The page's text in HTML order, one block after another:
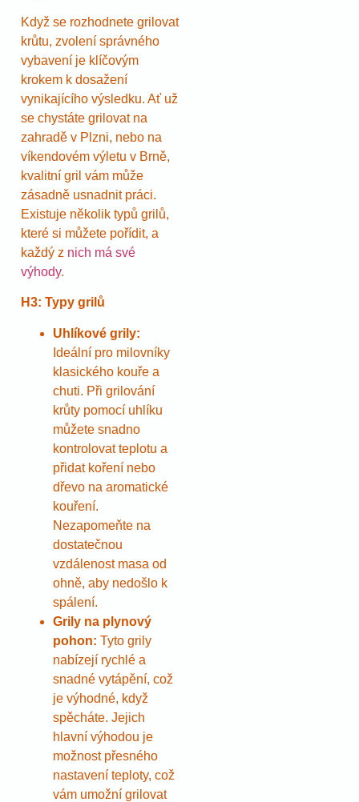
Když se rozhodnete grilovat
krůtu, zvolení správného
vybavení je klíčovým
krokem k dosažení
vynikajícího výsledku. Ať už
se chystáte grilovat na
zahradě v Plzni, nebo na
víkendovém výletu v Brně,
kvalitní gril vám může
zásadně usnadnit práci.
Existuje několik typů grilů,
které si můžete pořídit, a
každý z nich má své
výhody.
H3: Typy grilů
Uhlíkové grily:
Ideální pro milovníky
klasického kouře a
chuti. Při grilování
krůty pomocí uhlíku
můžete snadno
kontrolovat teplotu a
přidat koření nebo
dřevo na aromatické
kouření.
Nezapomeňte na
dostatečnou
vzdálenost masa od
ohně, aby nedošlo k
spálení.
Grily na plynový
pohon: Tyto grily
nabízejí rychlé a
snadné vytápění, což
je výhodné, když
spěcháte. Jejich
hlavní výhodou je
možnost přesného
nastavení teploty, což
vám umožní grilovat